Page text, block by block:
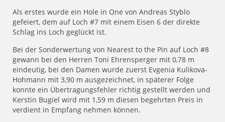
Als erstes wurde ein Hole in One von Andreas Styblo
gefeiert, dem auf Loch #7 mit einem Eisen 6 der direkte
Schlag ins Loch geglückt ist.
Bei der Sonderwertung von Nearest to the Pin auf Loch #8
gewann bei den Herren Toni Ehrensperger mit 0,78 m
eindeutig, bei den Damen wurde zuerst Evgenia Kulikova-
Hohmann mit 3,90 m ausgezeichnet, in späterer Folge
konnte ein Übertragungsfehler richtig gestellt werden und
Kerstin Bugiel wird mit 1,59 m diesen begehrten Preis in
verdient in Empfang nehmen können.